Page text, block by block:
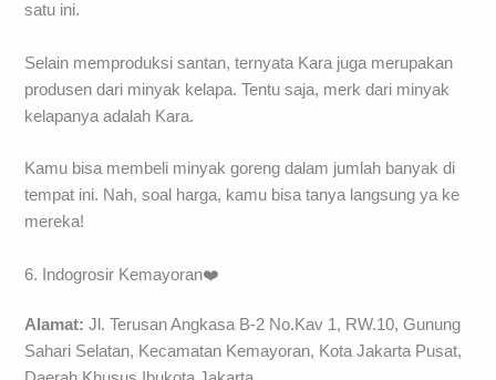
satu ini.
Selain memproduksi santan, ternyata Kara juga merupakan
produsen dari minyak kelapa. Tentu saja, merk dari minyak
kelapanya adalah Kara.
Kamu bisa membeli minyak goreng dalam jumlah banyak di
tempat ini. Nah, soal harga, kamu bisa tanya langsung ya ke
mereka!
6. Indogrosir Kemayoran❤️
Alamat:Jl. Terusan Angkasa B-2 No.Kav 1, RW.10, Gunung
Sahari Selatan, Kecamatan Kemayoran, Kota Jakarta Pusat,